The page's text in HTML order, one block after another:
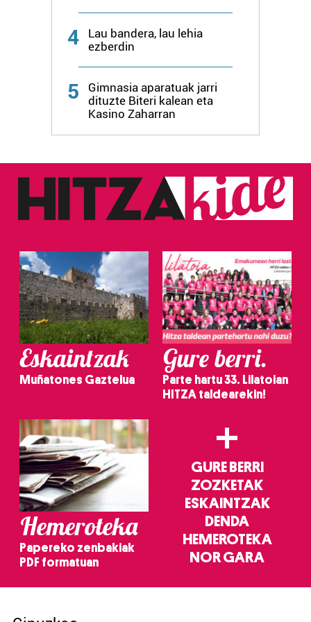
4
Lau bandera, lau lehia
ezberdin
5
Gimnasia aparatuak jarri
dituzte Biteri kalean eta
Kasino Zaharran
Eskaintzak
Muñatones Gaztelua
Gure berri.
Parte hartu 33. Lilatoian
HITZA taldearekin!
Hemeroteka
Papereko zenbakiak
PDF formatuan
+
GURE BERRI
ZOZKETAK
ESKAINTZAK
DENDA
HEMEROTEKA
NOR GARA